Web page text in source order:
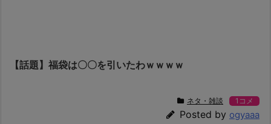
【話題】福袋は〇〇を引いたわｗｗｗｗ
ネタ・雑談 1コメ
Posted by ogyaaa